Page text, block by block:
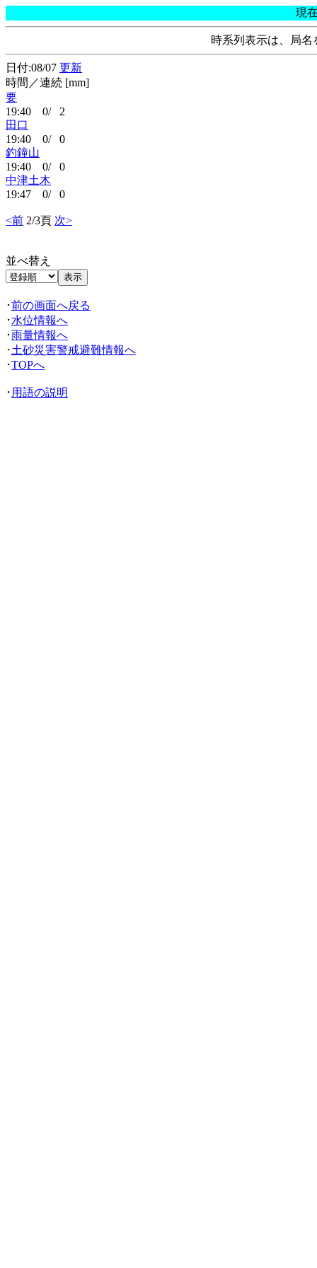
現
時系列表示は、局
日付:08/07 更新
時間／連続 [mm]
要
19:40 0/ 2
田口
19:40 0/ 0
釣鐘山
19:40 0/ 0
中津土木
19:47 0/ 0
<前 2/3頁 次>
並べ替え
･前の画面へ戻る
･ 水位情報へ
･雨量情報へ
･ 土砂災害警戒避難情報へ
･TOPへ
･ 用語の説明